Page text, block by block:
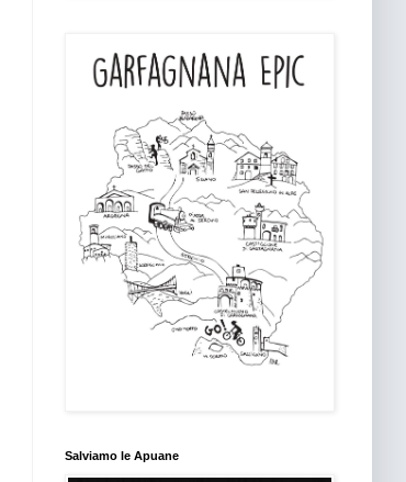
Salviamo le Apuane